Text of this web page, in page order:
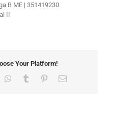
B ME | 351419230
II
Your Platform!
WhatsApp
Tumblr PinterestEmail